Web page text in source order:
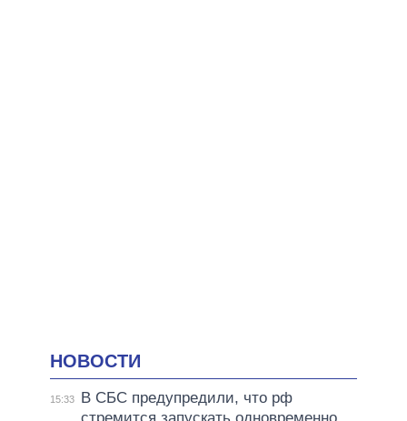
НОВОСТИ
15:33
В СБС предупредили, что рф